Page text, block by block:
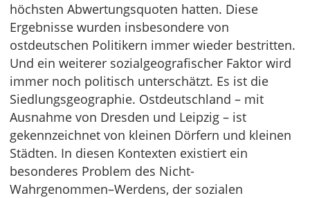
höchsten Abwertungsquoten hatten. Diese
Ergebnisse wurden insbesondere von
ostdeutschen Politikern immer wieder bestritten.
Und ein weiterer sozialgeografischer Faktor wird
immer noch politisch unterschätzt. Es ist die
Siedlungsgeographie. Ostdeutschland – mit
Ausnahme von Dresden und Leipzig – ist
gekennzeichnet von kleinen Dörfern und kleinen
Städten. In diesen Kontexten existiert ein
besonderes Problem des Nicht-
Wahrgenommen–Werdens, der sozialen